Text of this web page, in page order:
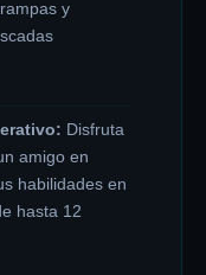
y
Disfruta
amigo en
habilidades en
hasta 12